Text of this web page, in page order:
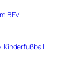
BFV-
Kinderfußball-